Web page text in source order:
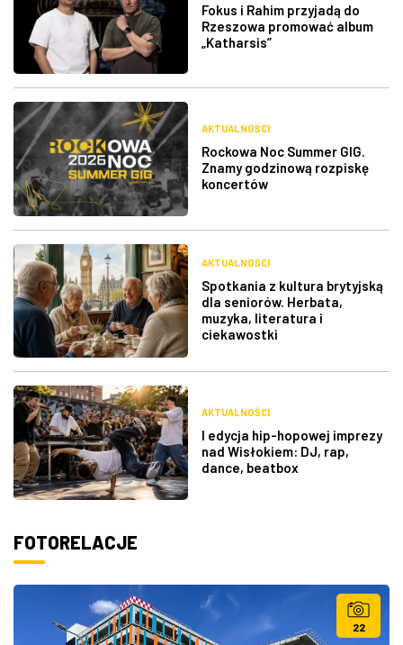
Fokus i Rahim przyjadą do
Rzeszowa promować album
„Katharsis”
AKTUALNOŚCI
Rockowa Noc Summer GIG.
Znamy godzinową rozpiskę
koncertów
AKTUALNOŚCI
Spotkania z kultura brytyjską
dla seniorów. Herbata,
muzyka, literatura i
ciekawostki
AKTUALNOŚCI
I edycja hip-hopowej imprezy
nad Wisłokiem: DJ, rap,
dance, beatbox
FOTORELACJE
22